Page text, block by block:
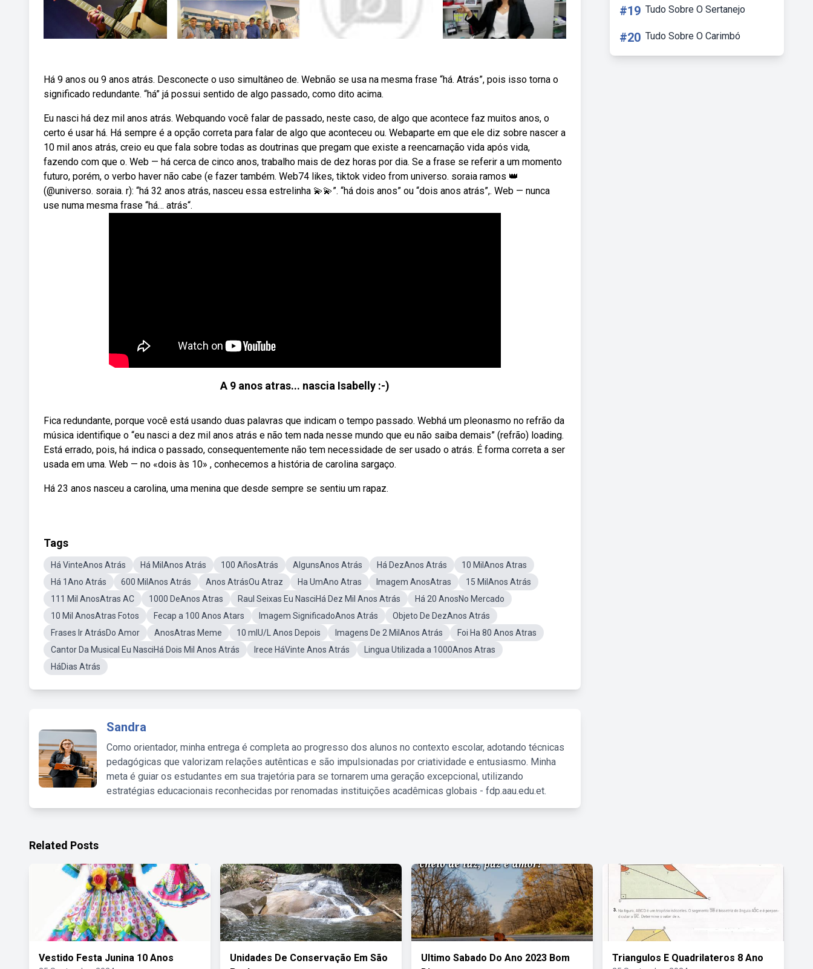
Há 9 anos ou 9 anos atrás. Desconecte o uso simultâneo de. Webnão se usa na mesma frase “há. Atrás”, pois isso torna o
significado redundante. “há” já possui sentido de algo passado, como dito acima.
Eu nasci há dez mil anos atrás. Webquando você falar de passado, neste caso, de algo que acontece faz muitos anos, o
certo é usar há. Há sempre é a opção correta para falar de algo que aconteceu ou. Webaparte em que ele diz sobre nascer a
10 mil anos atrás, creio eu que fala sobre todas as doutrinas que pregam que existe a reencarnação vida após vida,
fazendo com que o. Web — há cerca de cinco anos, trabalho mais de dez horas por dia. Se a frase se referir a um momento
futuro, porém, o verbo haver não cabe (e fazer também. Web74 likes, tiktok video from universo. soraia ramos 👑
(@universo. soraia. r): “há 32 anos atrás, nasceu essa estrelinha 💫💫”. “há dois anos” ou “dois anos atrás”,. Web — nunca
use numa mesma frase “há… atrás“.
A 9 anos atras... nascia Isabelly :-)
Fica redundante, porque você está usando duas palavras que indicam o tempo passado. Webhá um pleonasmo no refrão da
música identifique o “eu nasci a dez mil anos atrás e não tem nada nesse mundo que eu não saiba demais” (refrão) loading.
Está errado, pois, há indica o passado, consequentemente não tem necessidade de ser usado o atrás. É forma correta a ser
usada em uma. Web — no «dois às 10» , conhecemos a história de carolina sargaço.
Há 23 anos nasceu a carolina, uma menina que desde sempre se sentiu um rapaz.
Tags
Há VinteAnos Atrás Há MilAnos Atrás 100 AñosAtrás AlgunsAnos Atrás Há DezAnos Atrás
10 MilAnos Atras
Há 1Ano Atrás
600 MilAnos Atrás Anos AtrásOu Atraz Ha UmAno Atras Imagem AnosAtras
15 MilAnos Atrás
111 Mil AnosAtras AC
1000 DeAnos Atras Raul Seixas Eu NasciHá Dez Mil Anos Atrás
Há 20 AnosNo Mercado
10 Mil AnosAtras Fotos
Fecap a 100 Anos Atars Imagem SignificadoAnos Atrás
Objeto De DezAnos Atrás
Frases Ir AtrásDo Amor
AnosAtras Meme 10 mIU/L Anos Depois Imagens De 2 MilAnos Atrás
Foi Ha 80 Anos Atras
Cantor Da Musical Eu NasciHá Dois Mil Anos Atrás
Irece HáVinte Anos Atrás
Lingua Utilizada a 1000Anos Atras
HáDias Atrás
Sandra
Como orientador, minha entrega é completa ao progresso dos alunos no contexto escolar, adotando técnicas
pedagógicas que valorizam relações autênticas e são impulsionadas por criatividade e entusiasmo. Minha
meta é guiar os estudantes em sua trajetória para se tornarem uma geração excepcional, utilizando
estratégias educacionais reconhecidas por renomadas instituições acadêmicas globais - fdp.aau.edu.et.
#19 Tudo Sobre O Sertanejo
#20 Tudo Sobre O Carimbó
Related Posts
Vestido Festa Junina 10 Anos
Unidades De Conservação Em São
Ultimo Sabado Do Ano 2023 Bom
Triangulos E Quadrilateros 8 Ano